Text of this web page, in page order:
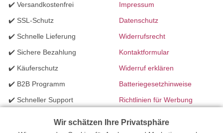
✔️ Versandkostenfrei
✔️ SSL-Schutz
✔️ Schnelle Lieferung
✔️ Sichere Bezahlung
✔️ Käuferschutz
✔️ B2B Programm
✔️ Schneller Support
Impressum
Datenschutz
Widerrufsrecht
Kontaktformular
Widerruf erklären
Batteriegesetzhinweise
Richtlinien für Werbung
Wir schätzen Ihre Privatsphäre